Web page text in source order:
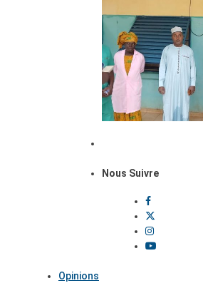
Nous Suivre
Opinions